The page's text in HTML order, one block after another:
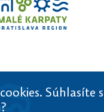
Súhlasíte s